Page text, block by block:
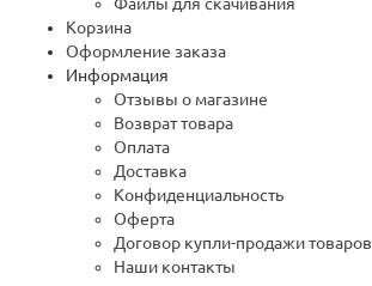
Корзина
Оформление заказа
Информация
Отзывы о магазине
Возврат товара
Оплата
Доставка
Конфиденциальность
Оферта
Договор купли-продажи товаров
Наши контакты